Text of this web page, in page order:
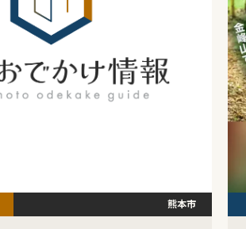
熊本市